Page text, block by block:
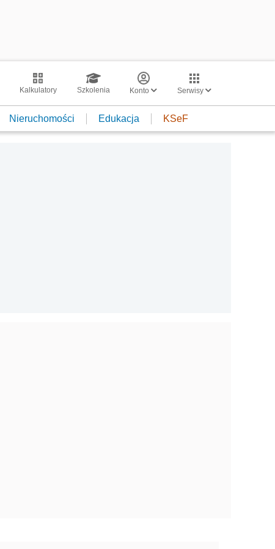
Kalkulatory Szkolenia Konto Serwisy
Nieruchomości Edukacja KSeF